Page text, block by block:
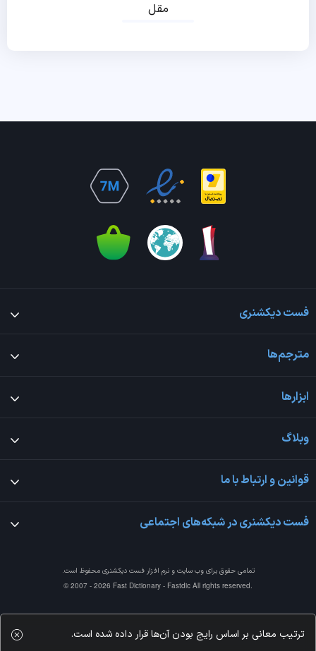
مقل
فست دیکشنری
مترجم‌ها
ابزارها
وبلاگ
قوانین و ارتباط با ما
فست دیکشنری در شبکه‌های اجتماعی
تمامی حقوق برای وب سایت و نرم افزارفست دیکشنری محفوظ است.
© 2007 - 2026 Fast Dictionary - Fastdic All rights reserved.
ترتیب معانی بر اساس رایج بودن آن‌ها قرار داده شده است.